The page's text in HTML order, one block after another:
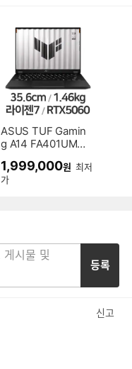
ASUS TUF Gamin
g A14 FA401UM-
GB)
1,999,000원 최저
가
등록
신고